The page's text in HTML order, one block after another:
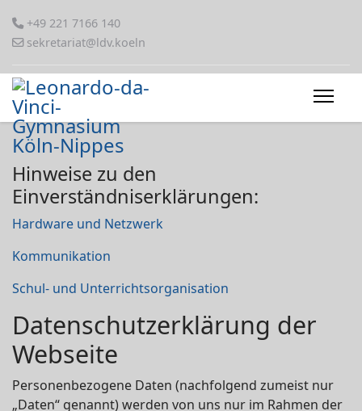
+49 221 7166 140
sekretariat@ldv.koeln
Hinweise zu den
Einverständniserklärungen:
Hardware und Netzwerk
Kommunikation
Schul- und Unterrichtsorganisation
Datenschutzerklärung der
Webseite
Personenbezogene Daten (nachfolgend zumeist nur
„Daten“ genannt) werden von uns nur im Rahmen der